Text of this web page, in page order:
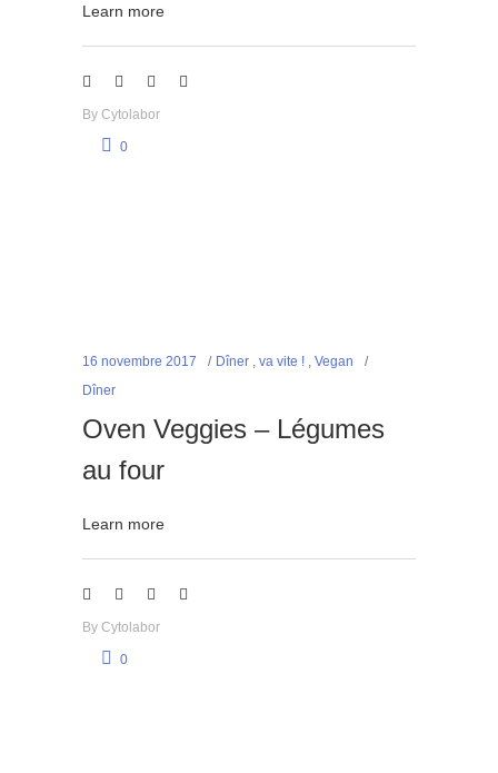
Learn more
By Cytolabor
0
16 novembre 2017 Dîner , va vite ! , Vegan
Dîner
Oven Veggies – Légumes
au four
Learn more
By Cytolabor
0